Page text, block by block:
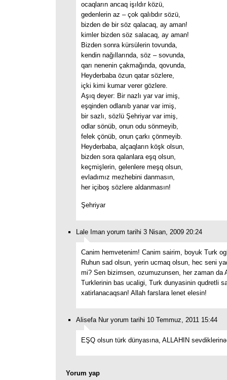
ocaqların ancaq işıldır közü,
gedenlerin az – çok qalıbdır sözü,
bizden de bir söz qalacaq, ay aman!
kimler bizden söz salacaq, ay aman!
Bizden sonra kürsülerin tovunda,
kendin nağıllarında, söz – sovunda,
qarı nenenin çakmağında, qovunda,
Heyderbaba özun qatar sözlere,
içki kimi kumar verer gözlere.
Aşıq deyer: Bir nazlı yar var imiş,
eşqinden odlanıb yanar var imiş,
bir sazlı, sözlü Şehriyar var imiş,
odlar sönüb, onun odu sönmeyib,
felek çönüb, onun çarkı çönmeyib.
Heyderbaba, alçaqların köşk olsun,
bizden sora qalanlara eşq olsun,
keçmişlerin, gelenlere meşq olsun,
evladımız mezhebini danmasın,
her içiboş sözlere aldanmasın!
Şehriyar
Lale Iman yorum tarihi 3 Nisan, 2009 20:24
Canim hemvetenim! Canim sairim, boyuk Turk
Ruhun sad olsun, yerin ucmaq olsun, hec seni
mi? Sen bizimsen, ozumuzunsen, her zaman da
Turklerinin bas ucaligi, Turk dunyasinin qudretli
xatirlanacaqsan! Allah farslara lenet elesin!
Alisefa Nur yorum tarihi 10 Temmuz, 2011 15:44
EŞQ olsun türk dünyasına, ALLAHIN
Yorum yap